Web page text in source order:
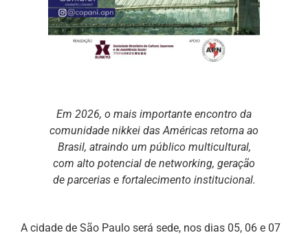
Em 2026, o mais importante encontro da
comunidade nikkei das Américas retorna ao
Brasil, atraindo um público multicultural,
com alto potencial de networking, geração
de parcerias e fortalecimento institucional.
A cidade de São Paulo será sede, nos dias 05, 06 e 07